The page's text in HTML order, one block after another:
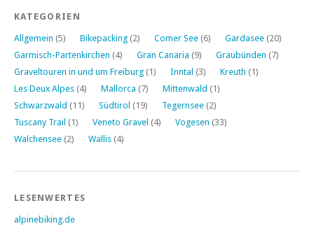
KATEGORIEN
Allgemein (5) Bikepacking (2) Comer See (6) Gardasee (20)
Garmisch-Partenkirchen (4) Gran Canaria (9) Graubünden (7)
Graveltouren in und um Freiburg (1) Inntal (3) Kreuth (1)
Les Deux Alpes (4) Mallorca (7) Mittenwald (1)
Schwarzwald (11) Südtirol (19) Tegernsee (2)
Tuscany Trail (1) Veneto Gravel (4) Vogesen (33)
Walchensee (2) Wallis (4)
LESENWERTES
alpinebiking.de